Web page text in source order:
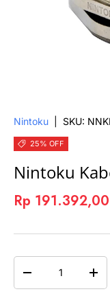
Nintoku SKU:
25% OFF
Nintoku
Rp 191.392,00
+